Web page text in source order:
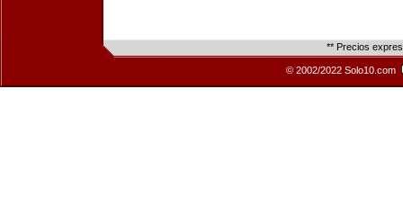
** Precios
© 2002/2022 Solo10.com